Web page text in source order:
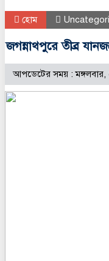
হোম
জগন্নাথপুরে তীব্র
আপডেটের সময় :